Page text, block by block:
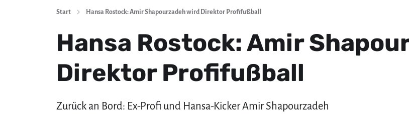
Start Hansa Rostock: Amir Shapourzadeh wird Direktor Profifußball
Hansa Rostock: Amir
Direktor Profifußball
Zurück an Bord: Ex-Profi und Hansa-Kicker Amir Shapourzadeh